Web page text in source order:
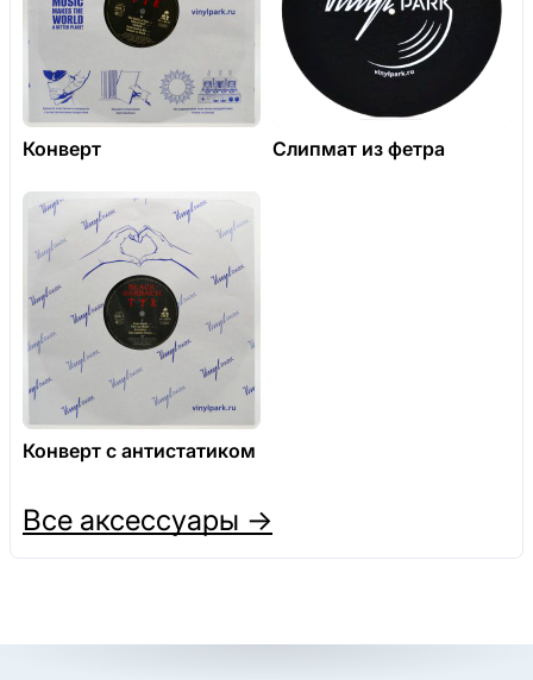
Конверт Слипмат из фетра
Конверт с антистатиком
Все аксессуары →